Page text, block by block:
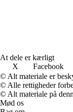
At dele er kærligt
X
Facebook
© Alt materiale er
© Alle rettigheder
© Alt materiale på
Mød os